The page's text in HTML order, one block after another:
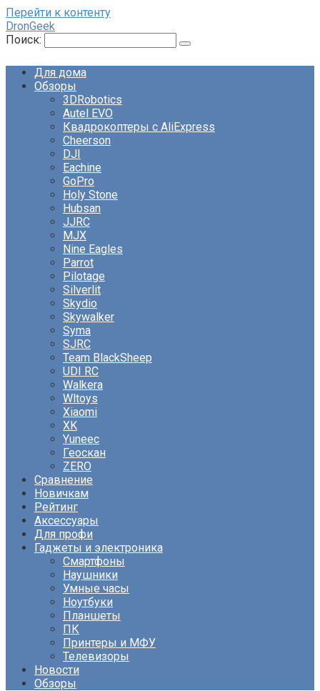
Перейти к контенту
DronGeek
Поиск:
Для дома
Обзоры
3DRobotics
Autel EVO
Квадрокоптеры с AliExpress
Cheerson
DJI
Eachine
GoPro
Holy Stone
Hubsan
JJRC
MJX
Nine Eagles
Parrot
Pilotage
Silverlit
Skydio
Skywalker
Syma
SJRC
Team BlackSheep
UDI RC
Walkera
Wltoys
Xiaomi
XK
Yuneec
Геоскан
ZERO
Сравнение
Новичкам
Рейтинг
Аксессуары
Для профи
Гаджеты и электроника
Смартфоны
Наушники
Умные часы
Ноутбуки
Планшеты
ПК
Принтеры и МФУ
Телевизоры
Новости
Обзоры